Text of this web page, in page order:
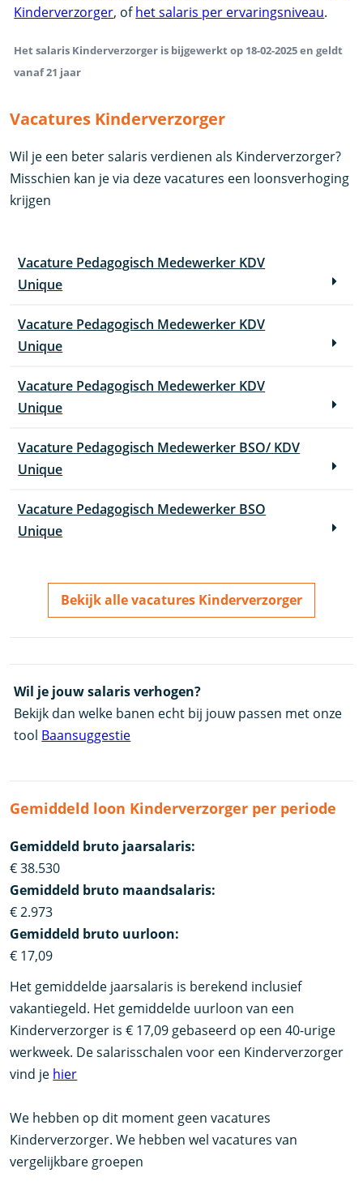
Kinderverzorger, ofhet salaris per ervaringsniveau.
Het salaris Kinderverzorger is bijgewerkt op 18-02-2025 en geldt
vanaf 21 jaar
Vacatures Kinderverzorger
Wil je een beter salaris verdienen als Kinderverzorger?
Misschien kan je via deze vacatures een loonsverhoging
krijgen
Vacature Pedagogisch Medewerker KDV
Unique
Vacature Pedagogisch Medewerker KDV
Unique
Vacature Pedagogisch Medewerker KDV
Unique
Vacature Pedagogisch Medewerker BSO/ KDV
Unique
Vacature Pedagogisch Medewerker BSO
Unique
Bekijk alle vacatures Kinderverzorger
Wil je jouw salaris verhogen?
Bekijk dan welke banen echt bij jouw passen met onze
tool Baansuggestie
Gemiddeld loon Kinderverzorger per periode
Gemiddeld bruto jaarsalaris:
€ 38.530
Gemiddeld bruto maandsalaris:
€ 2.973
Gemiddeld bruto uurloon:
€ 17,09
Het gemiddelde jaarsalaris is berekend inclusief
vakantiegeld. Het gemiddelde uurloon van een
Kinderverzorger is € 17,09 gebaseerd op een 40-urige
werkweek. De salarisschalen voor een Kinderverzorger
vind je hier
We hebben op dit moment geen vacatures
Kinderverzorger. We hebben wel vacatures van
vergelijkbare groepen